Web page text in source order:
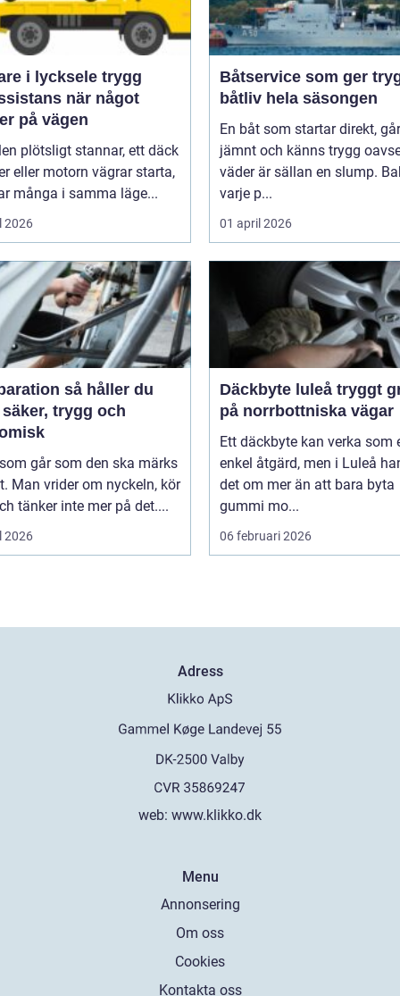
i lycksele trygg
när något
på vägen
plötsligt stannar, ett däck
eller motorn vägrar starta,
många i samma läge...
2026
Båtservice som ger
båtliv hela säsongen
En båt som startar direkt, går
jämnt och känns trygg
väder är sällan en slump.
varje p...
01 april 2026
så håller du
trygg och
går som den ska märks
Man vrider om nyckeln, kör
tänker inte mer på det....
2026
Däckbyte luleå tryggt grepp
på norrbottniska vägar
Ett däckbyte kan verka som
enkel åtgärd, men i Luleå
det om mer än att bara byta
gummi mo...
06 februari 2026
Adress
web: www.klikko.dk
Menu
Annonsering
Om oss
Cookies
Kontakta oss